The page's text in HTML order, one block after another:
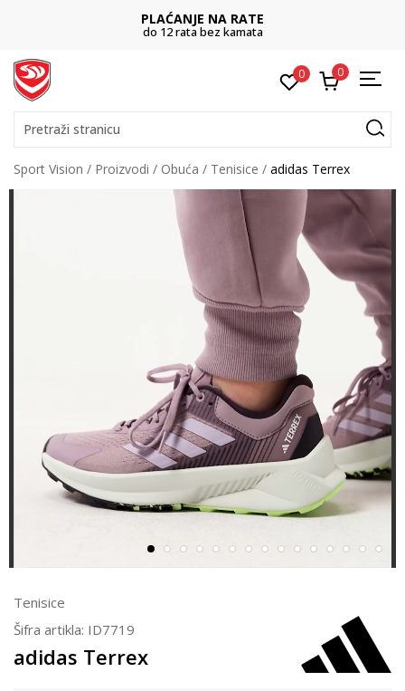
PLAĆANJE NA RATE
do 12 rata bez kamata
0 0
Pretraži stranicu
Sport Vision Proizvodi Obuća Tenisice adidas Terrex
Tenisice
Šifra artikla: ID7719
adidas Terrex